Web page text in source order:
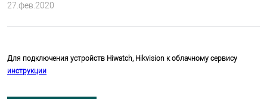
27.фев.2020
Для подключения устройств Hiwatch, Hikvision к облачному сервису
инструкции